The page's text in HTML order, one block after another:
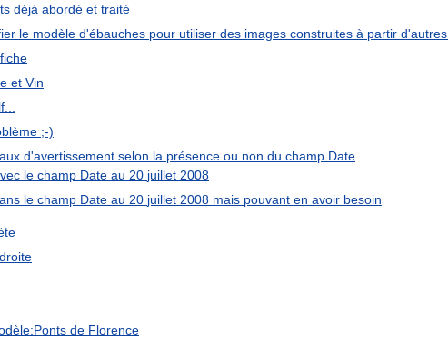
déjà abordé et traité
le modèle d'ébauches pour utiliser des images construites à partir d'autres
fiche
et Vin
;-)
d'avertissement selon la présence ou non du champ Date
le champ Date au 20 juillet 2008
le champ Date au 20 juillet 2008 mais pouvant en avoir besoin
droite
de Florence